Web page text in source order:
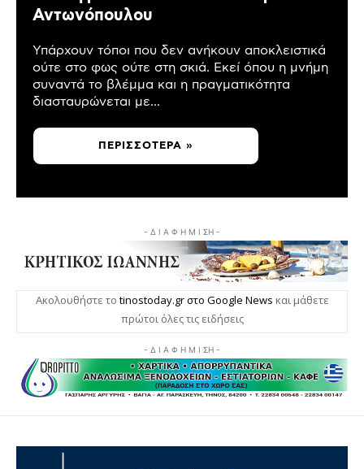
Αντωνόπουλου
Υπάρχουν τόποι που δεν ανήκουν αποκλειστικά
ούτε στο φως ούτε στη σκιά. Εκεί όπου η μνήμη
συναντά το βλέμμα και η πραγματικότητα
διασταυρώνεται με...
ΠΕΡΙΣΣΌΤΕΡΑ »
- Δ Ι Α Φ Η Μ Ι ΣΗ -
Ακολουθήστε το tinostoday.gr στο Google News και μάθετε
πρώτοι όλες τις ειδήσεις
- Δ Ι Α Φ Η Μ Ι ΣΗ -